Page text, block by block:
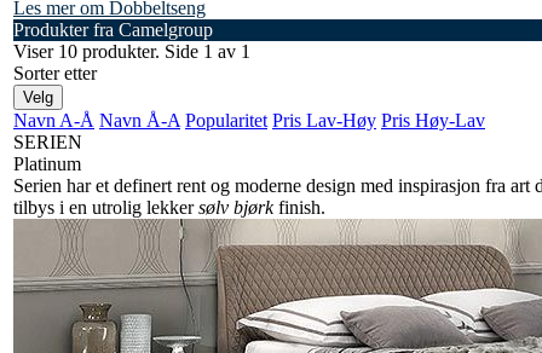
Les mer om Dobbeltseng
Produkter fra Camelgroup
Viser 10 produkter. Side 1 av 1
Sorter etter
Velg
Navn A-Å Navn Å-A Popularitet Pris Lav-Høy Pris Høy-Lav
SERIEN
Platinum
Serien har et definert rent og moderne design med inspirasjon fra
tilbys i en utrolig lekkersølv bjørkfinish.